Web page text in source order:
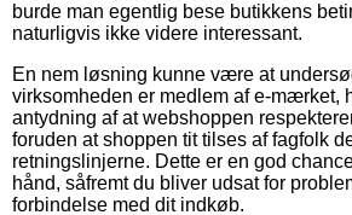
burde man egentlig bese butikkens
naturligvis ikke videre interessant.
En nem løsning kunne være at
virksomheden er medlem af e-mærket,
antydning af at webshoppen
foruden at shoppen tit tilses af fagfolk
retningslinjerne. Dette er en god
hånd, såfremt du bliver udsat for
forbindelse med dit indkøb.